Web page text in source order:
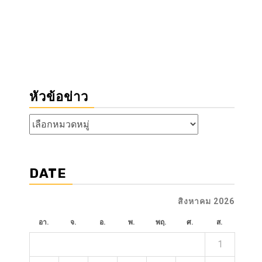
หัวข้อข่าว
หัวข้อ
ข่าว
DATE
สิงหาคม 2026
อา. จ. อ. พ. พฤ. ศ. ส.
1